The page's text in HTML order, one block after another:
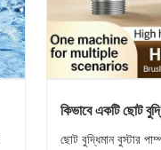
কিভাবে একটি ছোট
ছোট বুদ্ধিমান বুস্টার